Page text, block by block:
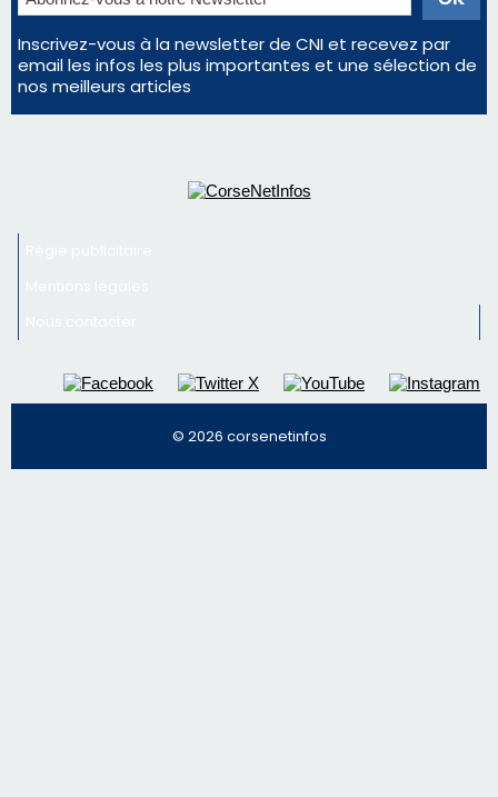
En Corse, un début de saison marqué par une
consommation en recul dans les restaurants
Deux jeunes Ajacciens sur la voie de la médecine